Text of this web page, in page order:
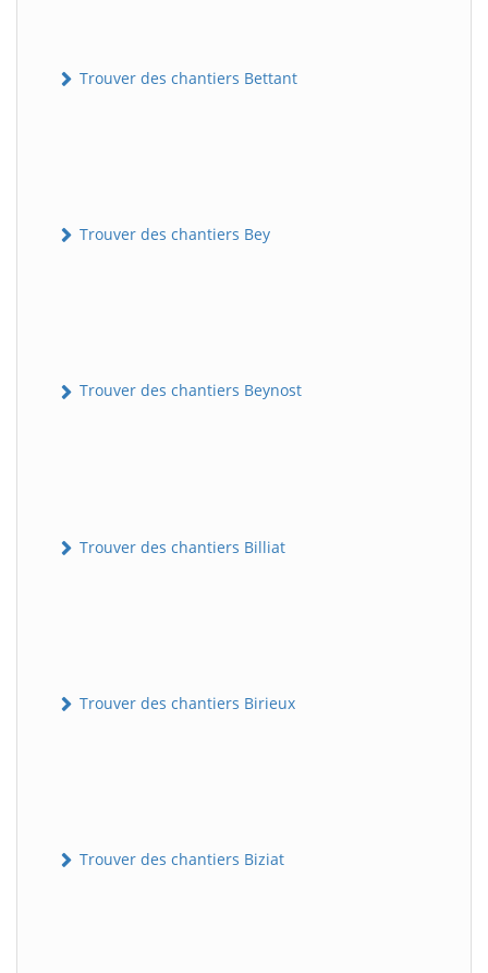
Trouver des chantiers Bettant
Trouver des chantiers Bey
Trouver des chantiers Beynost
Trouver des chantiers Billiat
Trouver des chantiers Birieux
Trouver des chantiers Biziat